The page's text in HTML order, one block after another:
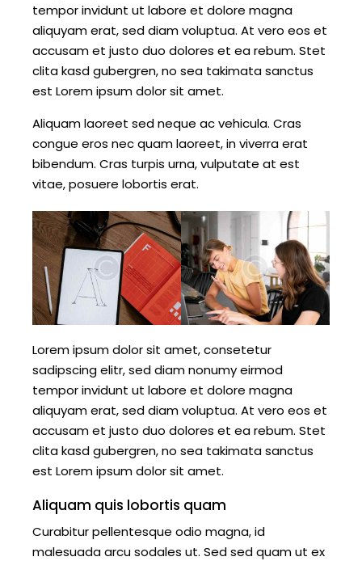
tempor invidunt ut labore et dolore magna
aliquyam erat, sed diam voluptua. At vero eos et
accusam et justo duo dolores et ea rebum. Stet
clita kasd gubergren, no sea takimata sanctus
est Lorem ipsum dolor sit amet.
Aliquam laoreet sed neque ac vehicula. Cras
congue eros nec quam laoreet, in viverra erat
bibendum. Cras turpis urna, vulputate at est
vitae, posuere lobortis erat.
Lorem ipsum dolor sit amet, consetetur
sadipscing elitr, sed diam nonumy eirmod
tempor invidunt ut labore et dolore magna
aliquyam erat, sed diam voluptua. At vero eos et
accusam et justo duo dolores et ea rebum. Stet
clita kasd gubergren, no sea takimata sanctus
est Lorem ipsum dolor sit amet.
Aliquam quis lobortis quam
Curabitur pellentesque odio magna, id
malesuada arcu sodales ut. Sed sed quam ut ex